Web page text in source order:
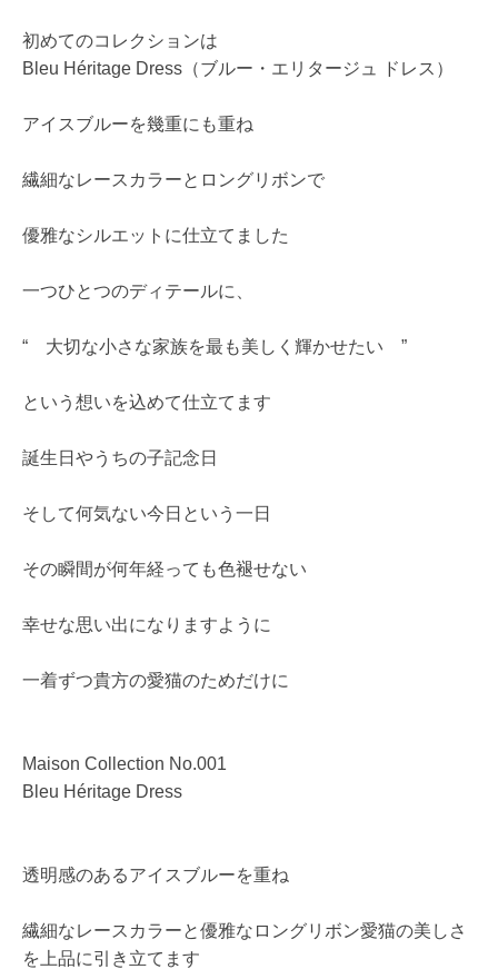
初めてのコレクションは
Bleu Héritage Dress（ブルー・エリタージュ ドレス）
アイスブルーを幾重にも重ね
繊細なレースカラーとロングリボンで
優雅なシルエットに仕立てました
一つひとつのディテールに、
“ 大切な小さな家族を最も美しく輝かせたい ”
という想いを込めて仕立てます
誕生日やうちの子記念日
そして何気ない今日という一日
その瞬間が何年経っても色褪せない
幸せな思い出になりますように
一着ずつ貴方の愛猫のためだけに
Maison Collection No.001
Bleu Héritage Dress
透明感のあるアイスブルーを重ね
繊細なレースカラーと優雅なロングリボン愛猫の美しさ
を上品に引き立てます